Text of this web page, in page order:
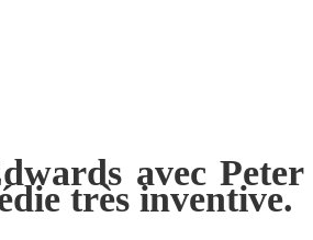
avec Peter
très inventive.